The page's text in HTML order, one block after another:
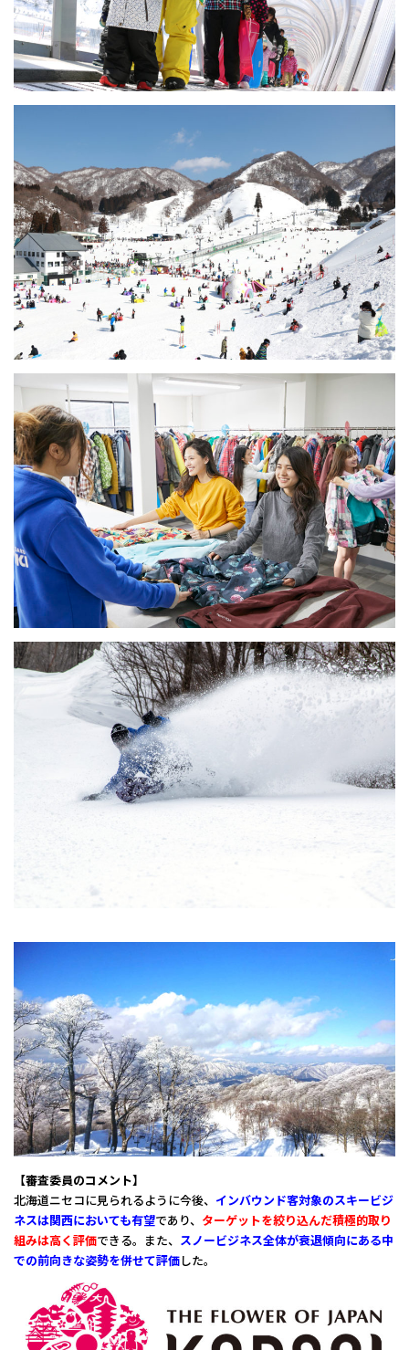
【審査委員のコメント】
北海道ニセコに見られるように今後、 インバウンド客対象のスキービジ
ネスは関西においても有望であり、 ターゲットを絞り込んだ積極的取り
組みは高く評価できる。また、 スノービジネス全体が衰退傾向にある中
での前向きな姿勢を併せて評価した。